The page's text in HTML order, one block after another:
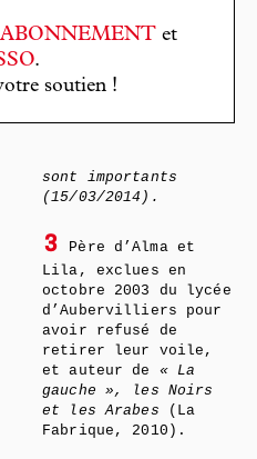
ABONNEMENT et
.
soutien !
sont importants
(15/03/2014).
3
Père d’Alma et
Lila, exclues en
octobre 2003 du lycée
d’Aubervilliers pour
avoir refusé de
retirer leur voile,
et auteur de « La
gauche », les Noirs
et les Arabes (La
Fabrique, 2010).